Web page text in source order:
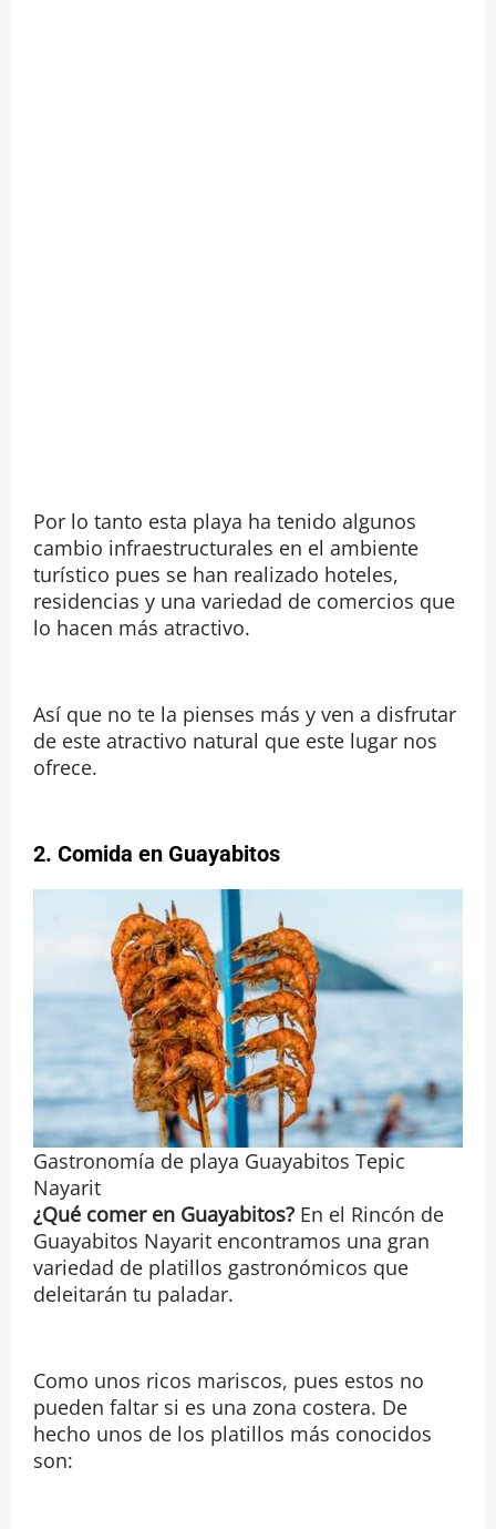
Por lo tanto esta playa ha tenido algunos
cambio infraestructurales en el ambiente
turístico pues se han realizado hoteles,
residencias y una variedad de comercios que
lo hacen más atractivo.
Así que no te la pienses más y ven a disfrutar
de este atractivo natural que este lugar nos
ofrece.
2. Comida en Guayabitos
Gastronomía de playa Guayabitos Tepic
Nayarit
¿Qué comer en Guayabitos?En el Rincón de
Guayabitos Nayarit encontramos una gran
variedad de platillos gastronómicos que
deleitarán tu paladar.
Como unos ricos mariscos, pues estos no
pueden faltar si es una zona costera. De
hecho unos de los platillos más conocidos
son: